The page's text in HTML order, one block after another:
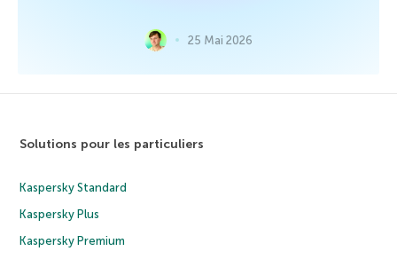
25 Mai 2026
Solutions pour les particuliers
Kaspersky Standard
Kaspersky Plus
Kaspersky Premium